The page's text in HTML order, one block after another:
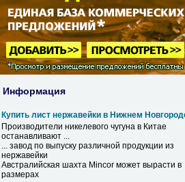
Информация
Купить лист нержавейки в Нижнем
Производители никелевого чугуна в Китае
останавливают ...
... завод по выпуску различной продукции из
нержавейки
Австралийская шахта Mincor может вырасти в
размерах